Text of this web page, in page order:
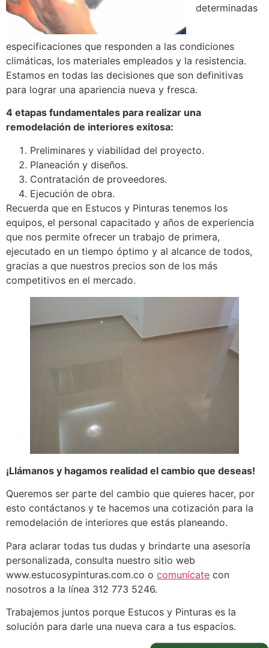
determinadas
especificaciones que responden a las condiciones
climáticas, los materiales empleados y la resistencia.
Estamos en todas las decisiones que son definitivas
para lograr una apariencia nueva y fresca.
4 etapas fundamentales para realizar una
remodelación de interiores exitosa:
Preliminares y viabilidad del proyecto.
Planeación y diseños.
Contratación de proveedores.
Ejecución de obra.
Recuerda que en Estucos y Pinturas tenemos los
equipos, el personal capacitado y años de experiencia
que nos permite ofrecer un trabajo de primera,
ejecutado en un tiempo óptimo y al alcance de todos,
gracias a que nuestros precios son de los más
competitivos en el mercado.
¡Llámanos y hagamos realidad el cambio que deseas!
Queremos ser parte del cambio que quieres hacer, por
esto contáctanos y te hacemos una cotización para la
remodelación de interiores que estás planeando.
Para aclarar todas tus dudas y brindarte una asesoría
personalizada, consulta nuestro sitio web
www.estucosypinturas.com.co o comunícate con
nosotros a la línea 312 773 5246.
Trabajemos juntos porque Estucos y Pinturas es la
solución para darle una nueva cara a tus espacios.